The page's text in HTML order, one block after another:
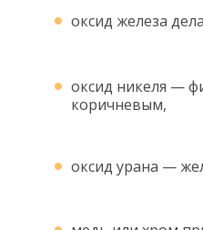
оксид железа
оксид никеля —
коричневым,
оксид урана —